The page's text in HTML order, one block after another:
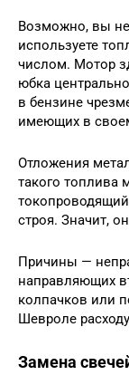
Возможно, вы
используете
числом. Мотор
юбка
в бензине
имеющих в
Отложения
такого топлива
токопроводящий
строя. Значит,
Причины —
направляющих
колпачков или
Шевроле
Замена